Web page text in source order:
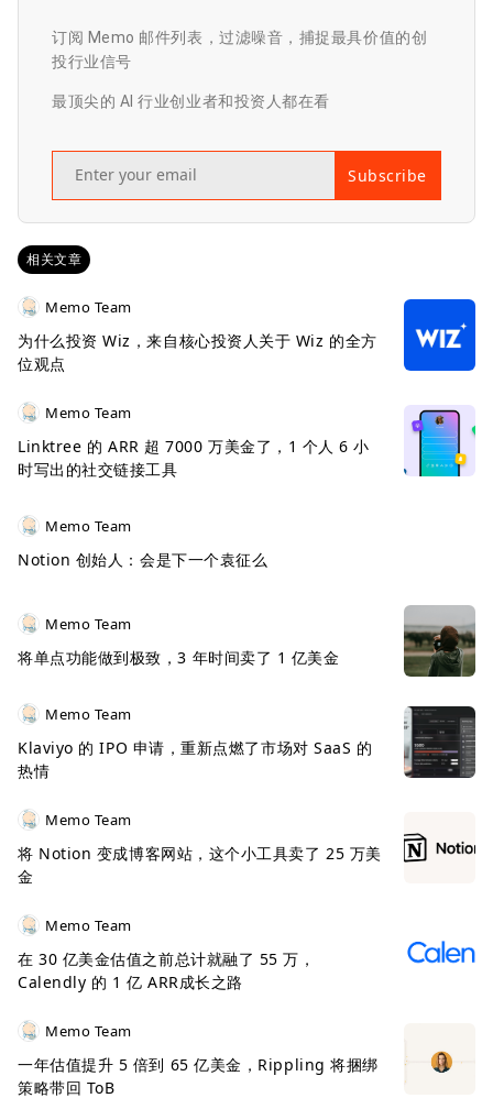
订阅 Memo 邮件列表，过滤噪音，捕捉最具价值的创
投行业信号
最顶尖的 AI 行业创业者和投资人都在看
Subscribe
相关文章
Memo Team
为什么投资 Wiz，来自核心投资人关于 Wiz 的全方
位观点
Memo Team
Linktree 的 ARR 超 7000 万美金了，1 个人 6 小
时写出的社交链接工具
Memo Team
Notion 创始人：会是下一个袁征么
Memo Team
将单点功能做到极致，3 年时间卖了 1 亿美金
Memo Team
Klaviyo 的 IPO 申请，重新点燃了市场对 SaaS 的
热情
Memo Team
将 Notion 变成博客网站，这个小工具卖了 25 万美
金
Memo Team
在 30 亿美金估值之前总计就融了 55 万，
Calendly 的 1 亿 ARR成长之路
Memo Team
一年估值提升 5 倍到 65 亿美金，Rippling 将捆绑
策略带回 ToB